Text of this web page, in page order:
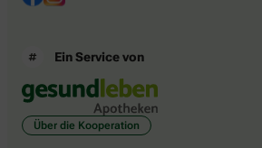
Ein Service von
Über die Kooperation